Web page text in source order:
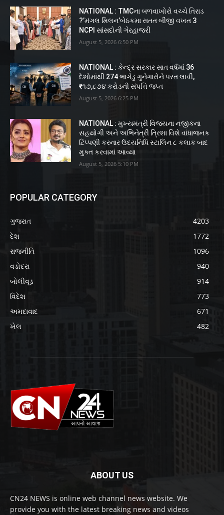
NATIONAL : TMCના બળવાખોરો વચ્ચે તિરાડ
?’મંગલ મિલન’બેઠકમા સતત બીજી વખત 3
NCPI સાંસદોની ગેરહાજરી
August 5, 2026 6:50 PM
NATIONAL : કેન્દ્ર સરકાર સાત વર્ષમાં 36
દેશોમાંથી 274 ભાગેડુ ગુનેગારોને પરત લાવી,
₹૧૭,૮૭૪ કરોડની સંપત્તિ જપ્ત
August 5, 2026 6:25 PM
NATIONAL : મુખ્યમંત્રી વિજયના નજીકના
સહયોગી અને અભિનેત્રી ત્રિશા વિશે વાંધાજનક
ટિપ્પણી કરનાર ઉદયનિધિ સ્ટાલિન ૮ કલાક બાદ
મુક્ત કરવામાં આવ્યા
August 5, 2026 5:10 PM
POPULAR CATEGORY
ગુજરાત
4203
દેશ
1772
રાજનીતિ
1096
વડોદરા
940
બોલીવૂડ
914
વિદેશ
773
અમદાવાદ
671
ખેલ
482
ABOUT US
CN24 NEWS is online web channel news website. We
provide you with the latest breaking news and videos